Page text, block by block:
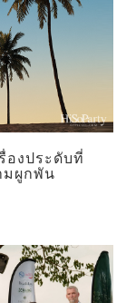
องประดับที่
มผูกพัน